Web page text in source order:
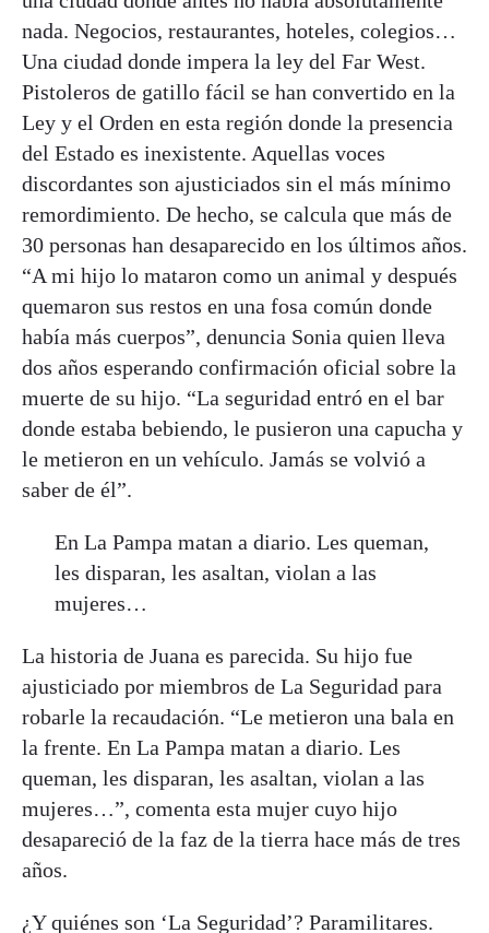
nada. Negocios, restaurantes, hoteles, colegios…
Una ciudad donde impera la ley del Far West.
Pistoleros de gatillo fácil se han convertido en la
Ley y el Orden en esta región donde la presencia
del Estado es inexistente. Aquellas voces
discordantes son ajusticiados sin el más mínimo
remordimiento. De hecho, se calcula que más de
30 personas han desaparecido en los últimos años.
“A mi hijo lo mataron como un animal y después
quemaron sus restos en una fosa común donde
había más cuerpos”, denuncia Sonia quien lleva
dos años esperando confirmación oficial sobre la
muerte de su hijo. “La seguridad entró en el bar
donde estaba bebiendo, le pusieron una capucha y
le metieron en un vehículo. Jamás se volvió a
saber de él”.
En La Pampa matan a diario. Les queman,
les disparan, les asaltan, violan a las
mujeres…
La historia de Juana es parecida. Su hijo fue
ajusticiado por miembros de La Seguridad para
robarle la recaudación. “Le metieron una bala en
la frente. En La Pampa matan a diario. Les
queman, les disparan, les asaltan, violan a las
mujeres…”, comenta esta mujer cuyo hijo
desapareció de la faz de la tierra hace más de tres
años.
¿Y quiénes son ‘La Seguridad’? Paramilitares.